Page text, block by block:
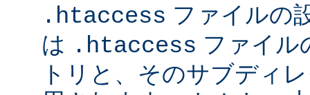
.htaccess ファイルの
は .htaccess ファイル
トリと、そのサブディ